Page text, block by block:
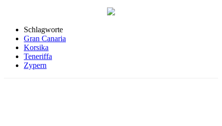
Schlagworte
Gran Canaria
Korsika
Teneriffa
Zypern